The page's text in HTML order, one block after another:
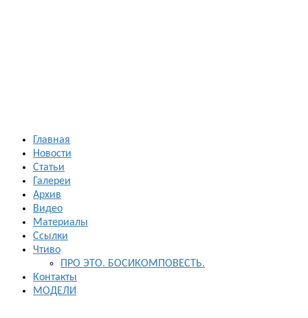
Главная
Новости
Статьи
Галереи
Архив
Видео
Материалы
Ссылки
Чтиво
ПРО ЭТО. БОСИКОМПОВЕСТЬ.
Контакты
МОДЕЛИ